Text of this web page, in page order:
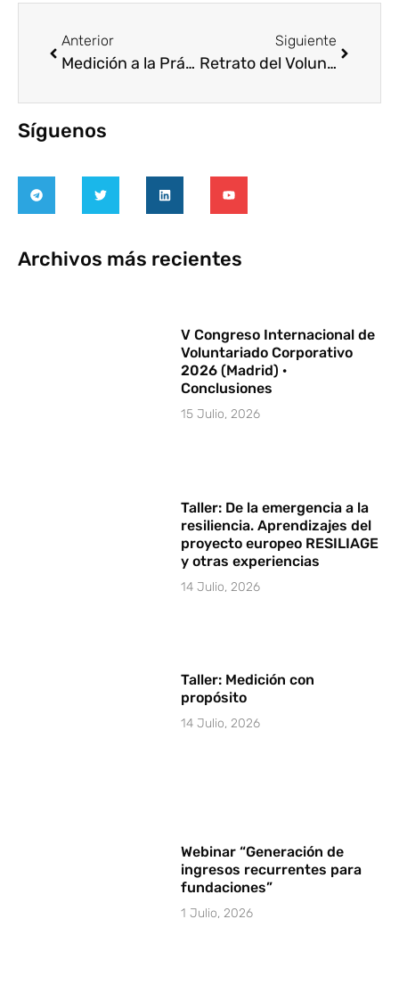
Anterior
Medición a la Práctica
Siguiente
Retrato del Voluntariado en España
Síguenos
Archivos más recientes
V Congreso Internacional de
Voluntariado Corporativo
2026 (Madrid) ·
Conclusiones
15 Julio, 2026
Taller: De la emergencia a la
resiliencia. Aprendizajes del
proyecto europeo RESILIAGE
y otras experiencias
14 Julio, 2026
Taller: Medición con
propósito
14 Julio, 2026
Webinar “Generación de
ingresos recurrentes para
fundaciones”
1 Julio, 2026